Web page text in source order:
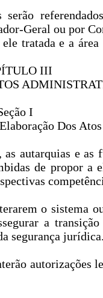
serão
Geral ou por
tratada e a área
III
I
Dos
autarquias e as
de propor a
o sistema
a
segurança
autorizações